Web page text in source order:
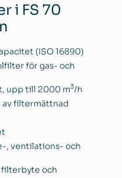
i FS 70
(ISO 16890)
för gas- och
upp till 2000 m3/h
filtermättnad
, ventilations- och
filterbyte och